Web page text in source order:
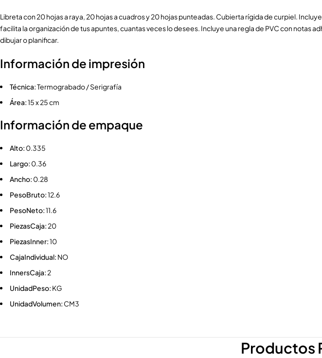
Libreta con 20 hojas a raya, 20 hojas a cuadros y 20 hojas punteadas. Cubierta rígida de curpiel.
facilita la organización de tus apuntes, cuantas veces lo desees. Incluye una regla de PVC con notas
dibujar o planificar.
Información de impresión
Técnica:Termograbado / Serigrafía
Área:15 x 25 cm
Información de empaque
Alto: 0.335
Largo: 0.36
Ancho: 0.28
PesoBruto:12.6
PesoNeto:11.6
PiezasCaja: 20
PiezasInner:10
CajaIndividual: NO
InnersCaja: 2
UnidadPeso: KG
UnidadVolumen: CM3
Productos